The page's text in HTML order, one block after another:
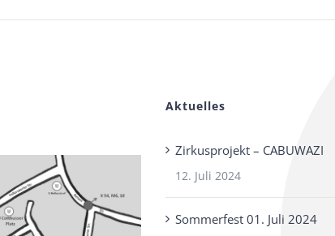
Aktuelles
Zirkusprojekt – CABUWAZI
12. Juli 2024
Sommerfest 01. Juli 2024